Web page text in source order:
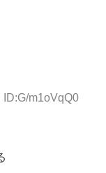
ID:G/m1oVqQ0